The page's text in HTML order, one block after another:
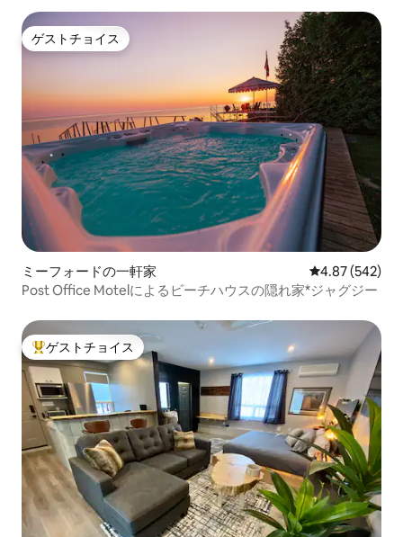
ゲストチョイス
ゲストチョイス
ミーフォードの一軒家 レビュー542
4.87 (542)
Post Office Motelによるビーチハウスの隠れ家*ジャグジー
大好評のゲストチョイスです。
ゲストチョイス